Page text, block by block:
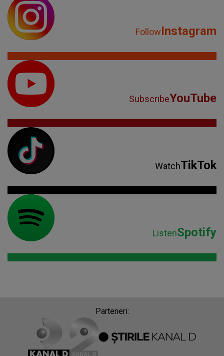
FollowInstagram
SubscribeYouTube
WatchTikTok
ListenSpotify
Parteneri: